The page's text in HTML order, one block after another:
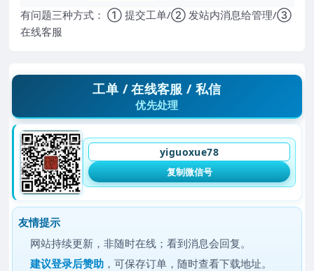
有问题三种方式： ① 提交工单/② 发站内消息给管理/③
在线客服
工单 / 在线客服 / 私信
优先处理
yiguoxue78
复制微信号
友情提示
网站持续更新，非随时在线；看到消息会回复。
建议登录后赞助 ，可保存订单，随时查看下载地址。